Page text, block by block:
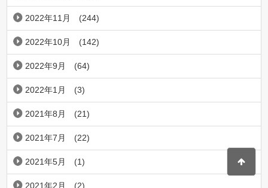
2022年11月 (244)
2022年10月 (142)
2022年9月 (64)
2022年1月 (3)
2021年8月 (21)
2021年7月 (22)
2021年5月 (1)
2021年2月 (2)